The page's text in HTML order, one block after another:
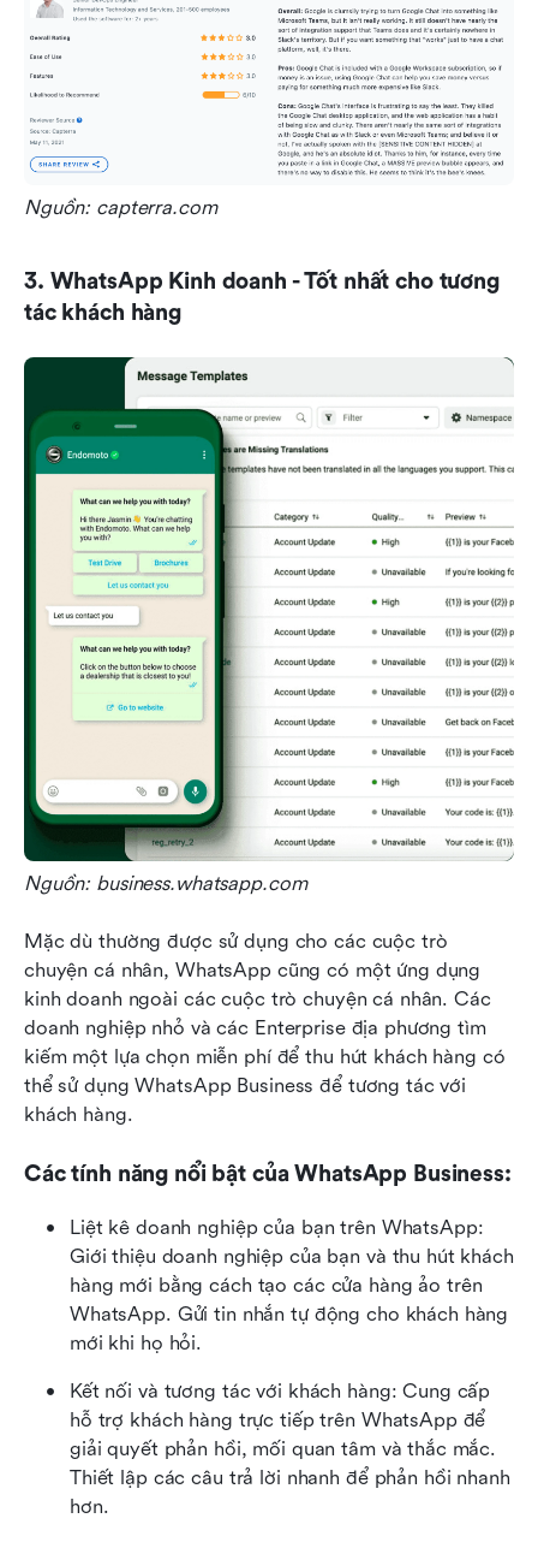
Nguồn: capterra.com
3. WhatsApp Kinh doanh - Tốt nhất cho tương
tác khách hàng
Nguồn: business.whatsapp.com
Mặc dù thường được sử dụng cho các cuộc trò
chuyện cá nhân, WhatsApp cũng có một ứng dụng
kinh doanh ngoài các cuộc trò chuyện cá nhân. Các
doanh nghiệp nhỏ và các Enterprise địa phương tìm
kiếm một lựa chọn miễn phí để thu hút khách hàng có
thể sử dụng WhatsApp Business để tương tác với
khách hàng.
Các tính năng nổi bật của WhatsApp Business:
Liệt kê doanh nghiệp của bạn trên WhatsApp:
Giới thiệu doanh nghiệp của bạn và thu hút khách
hàng mới bằng cách tạo các cửa hàng ảo trên
WhatsApp. Gửi tin nhắn tự động cho khách hàng
mới khi họ hỏi.
Kết nối và tương tác với khách hàng: Cung cấp
hỗ trợ khách hàng trực tiếp trên WhatsApp để
giải quyết phản hồi, mối quan tâm và thắc mắc.
Thiết lập các câu trả lời nhanh để phản hồi nhanh
hơn.